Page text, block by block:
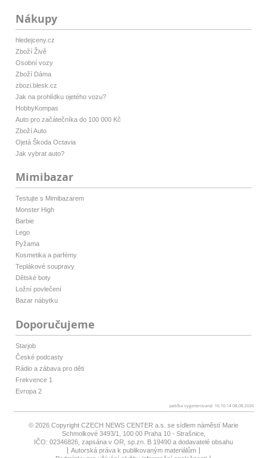
Nákupy
hledejceny.cz
Zboží Živě
Osobní vozy
Zboží Dáma
zbozi.blesk.cz
Jak na prohlídku ojetého vozu?
HobbyKompas
Auto pro začátečníka do 100 000 Kč
Zboží Auto
Ojetá Škoda Octavia
Jak vybrat auto?
Mimibazar
Testujte s Mimibazarem
Monster High
Barbie
Lego
Pyžama
Kosmetika a parfémy
Teplákové soupravy
Dětské boty
Ložní povlečení
Bazar nábytku
Doporučujeme
Starjob
České podcasty
Rádio a zábava pro děti
Frekvence 1
Evropa 2
patička vygenerovaná: 16:10:14 08.08.2026
© 2026 Copyright CZECH NEWS CENTER a.s. se sídlem náměstí Marie
Schmolkové 3493/1, 100 00 Praha 10 - Strašnice,
IČO: 02346826, zapsána v OR, sp.zn. B 19490 a dodavatelé obsahu
Autorská práva k publikovaným materiálům